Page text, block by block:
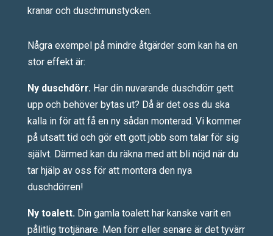
kranar och duschmunstycken.
Några exempel på mindre åtgärder som kan ha en
stor effekt är:
Ny duschdörr. Har din nuvarande duschdörr gett
upp och behöver bytas ut? Då är det oss du ska
kalla in för att få en ny sådan monterad. Vi kommer
på utsatt tid och gör ett gott jobb som talar för sig
självt. Därmed kan du räkna med att bli nöjd när du
tar hjälp av oss för att montera den nya
duschdörren!
Ny toalett. Din gamla toalett har kanske varit en
pålitlig trotjänare. Men förr eller senare är det tyvärr